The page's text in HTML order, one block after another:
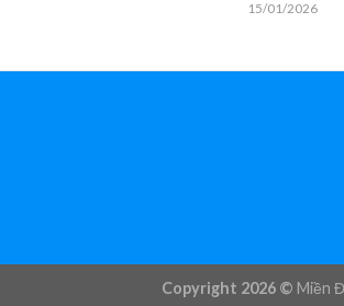
15/01/2026
Copyright 2026 © Miền